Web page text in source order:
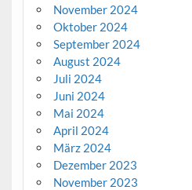
November 2024
Oktober 2024
September 2024
August 2024
Juli 2024
Juni 2024
Mai 2024
April 2024
März 2024
Dezember 2023
November 2023